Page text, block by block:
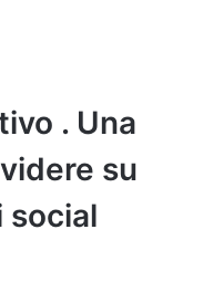
. Una
su
social